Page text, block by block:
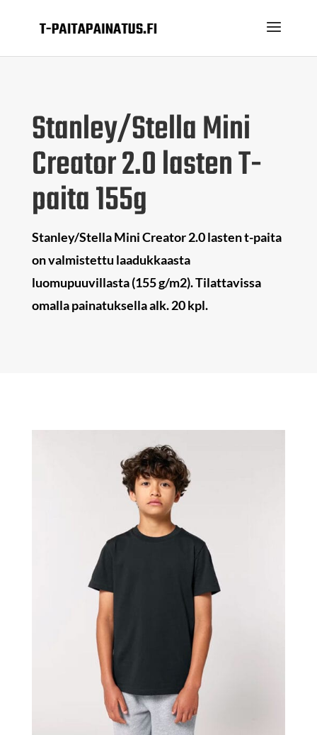
Stanley/Stella Mini
Creator 2.0 lasten T-
paita 155g
Stanley/Stella Mini Creator 2.0 lasten t-paita
on valmistettu laadukkaasta
luomupuuvillasta (155 g/m2). Tilattavissa
omalla painatuksella alk. 20 kpl.